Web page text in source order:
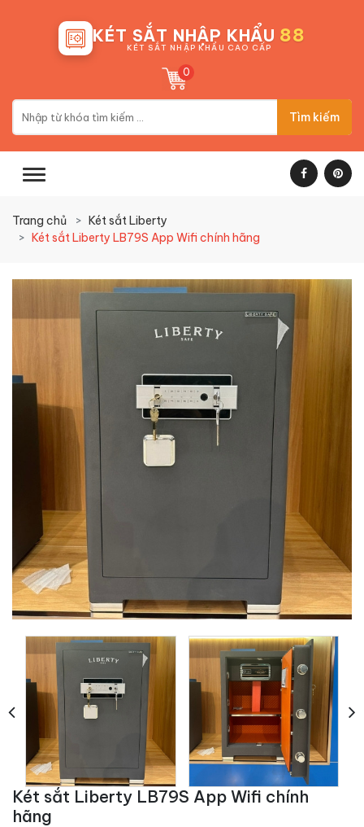
KÉT SẮT NHẬP KHẨU 88
KÉT SẮT NHẬP KHẨU CAO CẤP
0
Tìm kiếm
Trang chủ
Két sắt Liberty
Két sắt Liberty LB79S App Wifi chính hãng
Két sắt Liberty LB79S App Wifi chính
hãng